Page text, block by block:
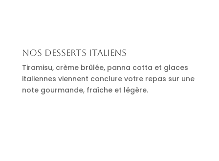
Nos desserts italiens
Tiramisu, crème brûlée, panna cotta et glaces
italiennes viennent conclure votre repas sur une
note gourmande, fraîche et légère.